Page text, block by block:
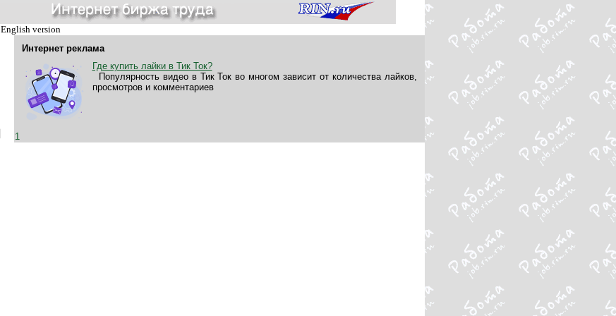
English version
Интернет реклама
Где купить лайки в Тик Ток?
Популярность видео в Тик Ток во многом зависит от количества лайков,
просмотров и комментариев
1